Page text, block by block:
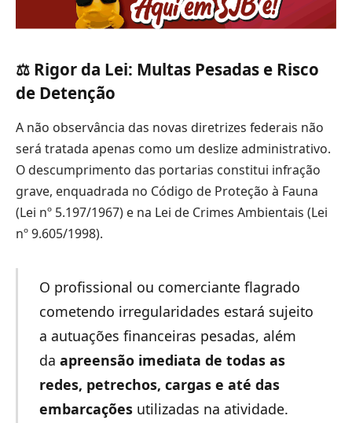
⚖️ Rigor da Lei: Multas Pesadas e Risco
de Detenção
A não observância das novas diretrizes federais não
será tratada apenas como um deslize administrativo.
O descumprimento das portarias constitui infração
grave, enquadrada no Código de Proteção à Fauna
(Lei nº 5.197/1967) e na Lei de Crimes Ambientais (Lei
nº 9.605/1998).
O profissional ou comerciante flagrado
cometendo irregularidades estará sujeito
a autuações financeiras pesadas, além
da apreensão imediata de todas as
redes, petrechos, cargas e até das
embarcaçõesutilizadas na atividade.